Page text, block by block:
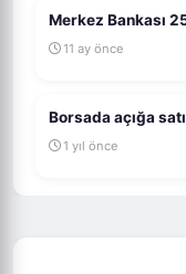
11 ay önce
Borsada açığa
1 yıl önce